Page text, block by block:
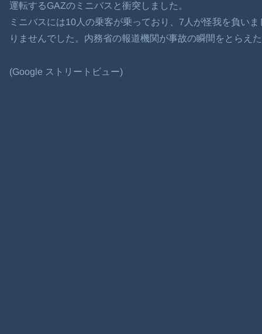
運転するGAZのミニバスと衝突しました。
ミニバスには10人の乗客が乗っており、7人が怪我を負い
りませんでした。内務省の報道機関が事故の瞬間をとらえ
(Google ストリートビュー)